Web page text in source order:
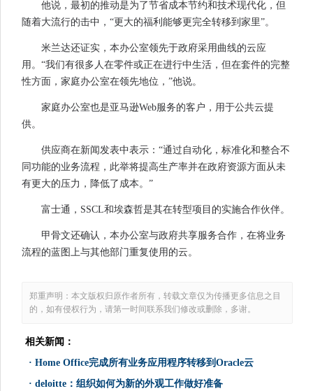
他说，最初的推动是为了节省成本节约和技术现代化，但
随着大流行的击中，“更大的福利能够更完全转移到家里”。
米兰达还证实，本办公室领先于政府采用曲线的云应
用。“我们有很多人在零件或正在进行中生活，但在套件的完整
性方面，家庭办公室在领先地位，”他说。
家庭办公室也是亚马逊Web服务的客户，用于公共云提
供。
供应商在新闻发表中表示：“通过自动化，标准化和整合不
同功能的业务流程，此举将提高生产率并在政府资源方面从未
有更大的压力，降低了成本。”
富士通，SSCL和埃森哲是其在转型项目的实施合作伙伴。
甲骨文还确认，本办公室与政府共享服务合作，在将业务
流程的蓝图上与其他部门重复使用的云。
郑重声明：本文版权归原作者所有，转载文章仅为传播更多信息之目
的，如有侵权行为，请第一时间联系我们修改或删除，多谢。
相关新闻：
· Home Office完成所有业务应用程序转移到Oracle云
· deloitte：组织如何为新的外观工作做好准备